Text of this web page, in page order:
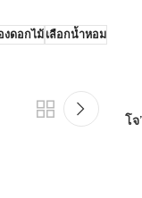
ดอกไม้เลือกน้ำหอม
โ